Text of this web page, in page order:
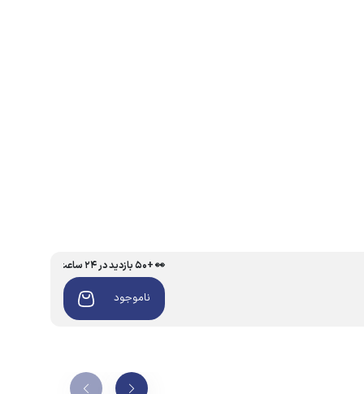
👀 +۵۰ بازدید در ۲۴ ساعت اخیر
ناموجود